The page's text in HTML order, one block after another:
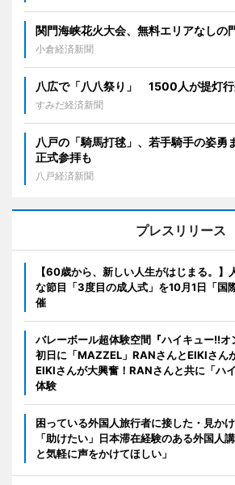
関門海峡花火大会、無料エリアなしの
小倉経済新聞
八広で「八八祭り」 1500人が提灯行
すみだ経済新聞
八戸の「騎馬打毬」、若手騎手の姿
正式参拝も
八戸経済新聞
プレスリリース
【60歳から、新しい人生がはじまる。】
な節目「3度目の成人式」を10月1日「国
催
バレーボール超体験空間『ハイキュー!!
初日に「MAZZEL」RANさんとEIKIさん
EIKIさんが大興奮！RANさんと共に「ハ
体験
困っている外国人旅行者に接した・見か
「助けたい」日本滞在経験のある外国人
と気軽に声をかけてほしい」